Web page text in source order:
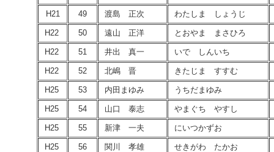
H21 49 渡島 正次 わたしま しょうじ
H22 50 遠山 正洋 とおやま まさひろ
H22 51 井出 真一 いで しんいち
H22 52 北嶋 晋 きたじま すすむ
H25 53 内田まゆみ うちだまゆみ
H25 54 山口 泰志 やまぐち やすし
H25 55 新津 一夫 にいつかずお
H25 56 関川 孝雄 せきがわ たかお